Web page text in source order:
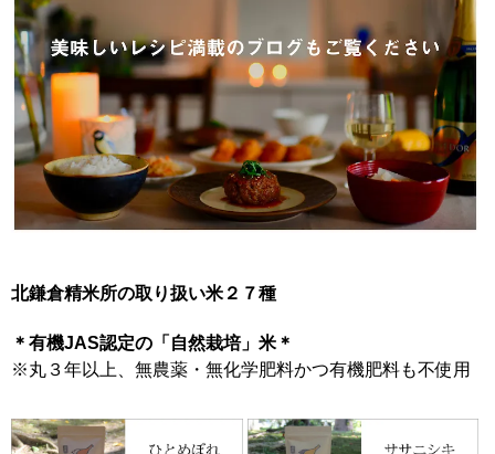
北鎌倉精米所の取り扱い米２７種
＊有機JAS認定の「自然栽培」米＊
※丸３年以上、無農薬・無化学肥料かつ有機肥料も不使用